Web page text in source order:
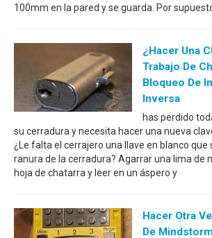
100mm en la pared y se guarda. Por
¿Hacer Una
Trabajo De
Bloqueo De
Inversa
has perdido
su cerradura y necesita hacer una nueva
¿Le falta el cerrajero una llave en blanco que
ranura de la cerradura? Agarrar una lima de
hoja de chatarra y leer en un áspero y
Hacer Otra
De